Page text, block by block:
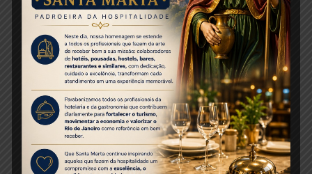
boas práticas de bem-estar animal e recebeu o selo
Friend of the Sea, concedido pessoalmente pelo
fundador do projeto, Paolo Bray.
O percurso de 26 mil metros quadrados também
abriga o Museu de Cera, o Mar de Espelhos — maior
instalação imersiva de espelhos da América Latina — e
o Globo Experience (GEX), parque interativo da TV
Globo. Essas atrações são opcionais e não estão
incluídas na promoção de aniversário.